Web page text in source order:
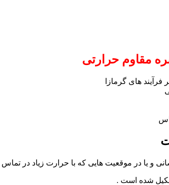
مقاوم حرارتی
های گرمازا
و یا در موقعیت هایی که با حرارت زیاد در
شده است .